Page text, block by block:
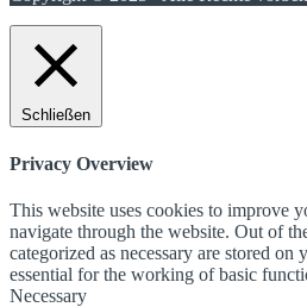
Schließen
Privacy Overview
This website uses cookies to improve
navigate through the website. Out of
categorized as necessary are stored on
essential for the working of basic
Necessary